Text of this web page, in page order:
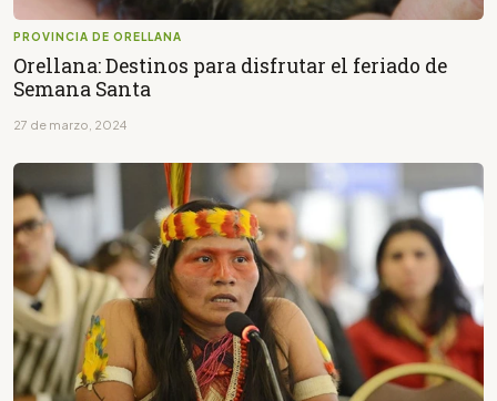
PROVINCIA DE ORELLANA
Orellana: Destinos para disfrutar el feriado de
Semana Santa
27 de marzo, 2024